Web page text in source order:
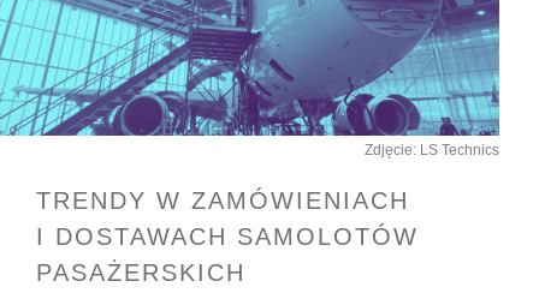
Zdjęcie: LS Technics
TRENDY W ZAMÓWIENIACH
I DOSTAWACH SAMOLOTÓW
PASAŻERSKICH